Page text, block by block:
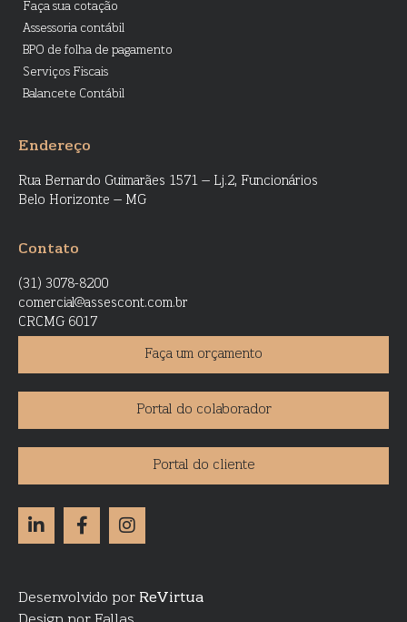
Faça sua cotação
Assessoria contábil
BPO de folha de pagamento
Serviços Fiscais
Balancete Contábil
Endereço
Rua Bernardo Guimarães 1571 – Lj.2, Funcionários
Belo Horizonte – MG
Contato
(31) 3078-8200
comercial@assescont.com.br
CRCMG 6017
Faça um orçamento
Portal do colaborador
Portal do cliente
Desenvolvido por ReVirtua